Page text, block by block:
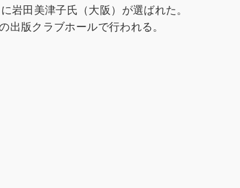
岩田美津子氏（大阪）が選ばれた。
版クラブホールで行われる。